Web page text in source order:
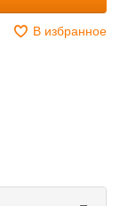
В избранное